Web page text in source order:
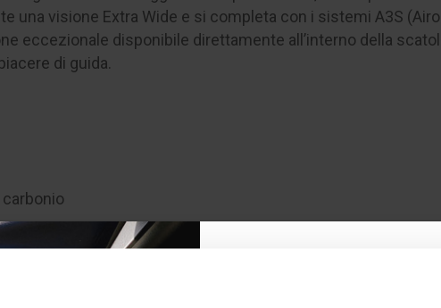
una visione Extra Wide e si completa con i sistemi A3S
eccezionale disponibile direttamente all’interno della
di guida.